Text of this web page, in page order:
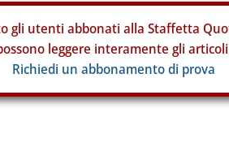
gli utenti abbonati alla Staffetta
leggere interamente gli
Richiedi un abbonamento di prova